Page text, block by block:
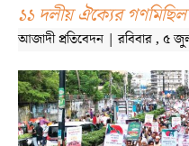
১১ দলীয় ঐক্যের
আজাদী প্রতিবেদন | রবিবার , ৫